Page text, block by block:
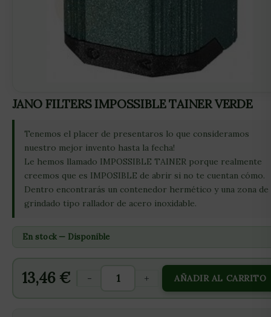
JANO FILTERS IMPOSSIBLE TAINER VERDE
Tenemos el placer de presentaros lo que consideramos
nuestro mejor invento hasta la fecha!
Le hemos llamado IMPOSSIBLE TAINER porque realmente
creemos que es IMPOSIBLE de abrir si no te cuentan cómo.
Dentro encontrarás un contenedor hermético y una zona de
grindado tipo rallador de acero inoxidable.
En stock — Disponible
13,46 € - + AÑADIR AL CARRITO